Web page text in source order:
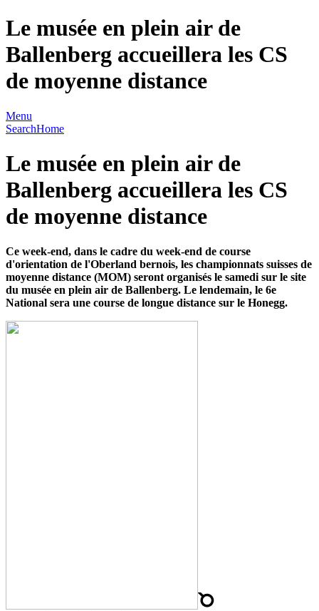
Le musée en plein air de
Ballenberg accueillera les CS
de moyenne distance
Menu
SearchHome
Le musée en plein air de
Ballenberg accueillera les CS
de moyenne distance
Ce week-end, dans le cadre du week-end de course
d'orientation de l'Oberland bernois, les championnats suisses de
moyenne distance (MOM) seront organisés le samedi sur le site
du musée en plein air de Ballenberg. Le lendemain, le 6e
National sera une course de longue distance sur le Honegg.